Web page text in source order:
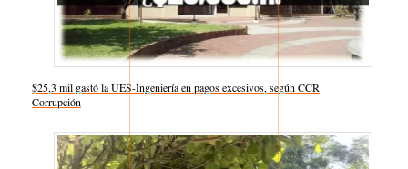
$25,3 mil gastó la UES-Ingeniería en pagos excesivos, según CCR
Respecto a
Corrupción